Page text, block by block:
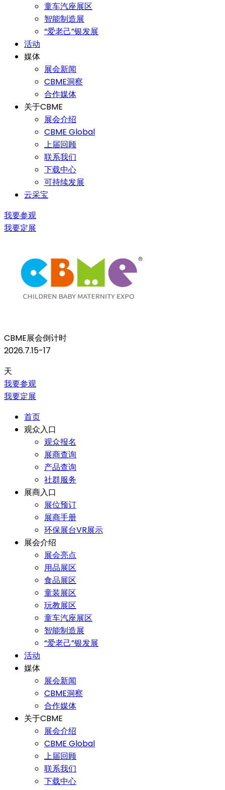
童车汽座展区
智能制造展
“爱老己”银发展
活动
媒体
展会新闻
CBME洞察
合作媒体
关于CBME
展会介绍
CBME Global
上届回顾
联系我们
下载中心
可持续发展
云采宝
我要参观
我要定展
CBME展会倒计时
2026.7.15-17
天
我要参观
我要定展
首页
观众入口
观众报名
展商查询
产品查询
社群服务
展商入口
展位预订
展商手册
环保展台VR展示
展会介绍
展会亮点
用品展区
食品展区
童装展区
玩教展区
童车汽座展区
智能制造展
“爱老己”银发展
活动
媒体
展会新闻
CBME洞察
合作媒体
关于CBME
展会介绍
CBME Global
上届回顾
联系我们
下载中心